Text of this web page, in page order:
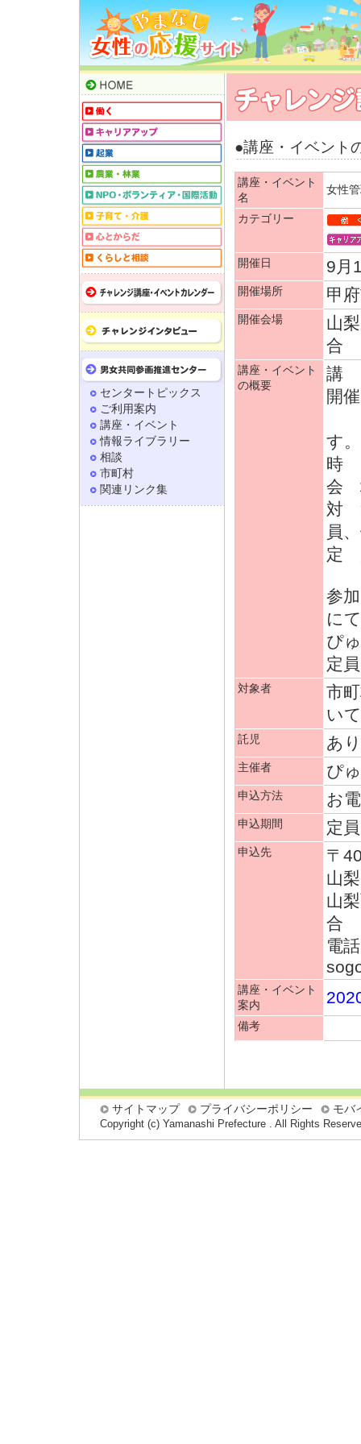
●講座・イベント
講座・イベント
名
女性
カテゴリー
開催日 9月
開催場所 甲
開催会場
山
合
講座・イベント
の概要
講
開
す。
時
会
対
員
定
参
にて
ぴ
定
対象者
市
い
託児 あ
主催者 ぴ
申込方法 お
申込期間 定
申込先
〒
山
山
合
電
講座・イベント
案内
備考
センタートピックス
ご利用案内
講座・イベント
情報ライブラリー
相談
市町村
関連リンク集
サイトマップ プライバシーポリシー モバ
Copyright (c) Yamanashi Prefecture . All Rights